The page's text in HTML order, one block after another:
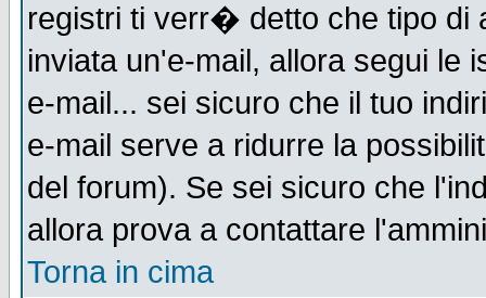
registri ti verr� detto che tipo
inviata un'e-mail, allora segui le
e-mail... sei sicuro che il tuo
e-mail serve a ridurre la
del forum). Se sei sicuro che
allora prova a contattare
Torna in cima